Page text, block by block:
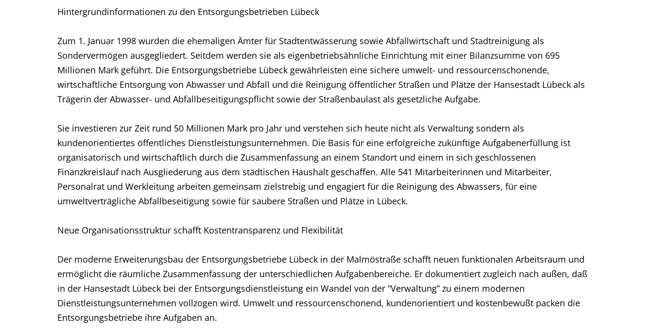
Hintergrundinformationen zu den Entsorgungsbetrieben Lübeck
Zum 1. Januar 1998 wurden die ehemaligen Ämter für Stadtentwässerung sowie Abfallwirtschaft und Stadtreinigung als
Sondervermögen ausgegliedert. Seitdem werden sie als eigenbetriebsähnliche Einrichtung mit einer Bilanzsumme von 695
Millionen Mark geführt. Die Entsorgungsbetriebe Lübeck gewährleisten eine sichere umwelt- und ressourcenschonende,
wirtschaftliche Entsorgung von Abwasser und Abfall und die Reinigung öffentlicher Straßen und Plätze der Hansestadt Lübeck als
Trägerin der Abwasser- und Abfallbeseitigungspflicht sowie der Straßenbaulast als gesetzliche Aufgabe.
Sie investieren zur Zeit rund 50 Millionen Mark pro Jahr und verstehen sich heute nicht als Verwaltung sondern als
kundenorientiertes öffentliches Dienstleistungsunternehmen. Die Basis für eine erfolgreiche zukünftige Aufgabenerfüllung ist
organisatorisch und wirtschaftlich durch die Zusammenfassung an einem Standort und einem in sich geschlossenen
Finanzkreislauf nach Ausgliederung aus dem städtischen Haushalt geschaffen. Alle 541 Mitarbeiterinnen und Mitarbeiter,
Personalrat und Werkleitung arbeiten gemeinsam zielstrebig und engagiert für die Reinigung des Abwassers, für eine
umweltverträgliche Abfallbeseitigung sowie für saubere Straßen und Plätze in Lübeck.
Neue Organisationsstruktur schafft Kostentransparenz und Flexibilität
Der moderne Erweiterungsbau der Entsorgungsbetriebe Lübeck in der Malmöstraße schafft neuen funktionalen Arbeitsraum und
ermöglicht die räumliche Zusammenfassung der unterschiedlichen Aufgabenbereiche. Er dokumentiert zugleich nach außen, daß
in der Hansestadt Lübeck bei der Entsorgungsdienstleistung ein Wandel von der “Verwaltung” zu einem modernen
Dienstleistungsunternehmen vollzogen wird. Umwelt und ressourcenschonend, kundenorientiert und kostenbewußt packen die
Entsorgungsbetriebe ihre Aufgaben an.